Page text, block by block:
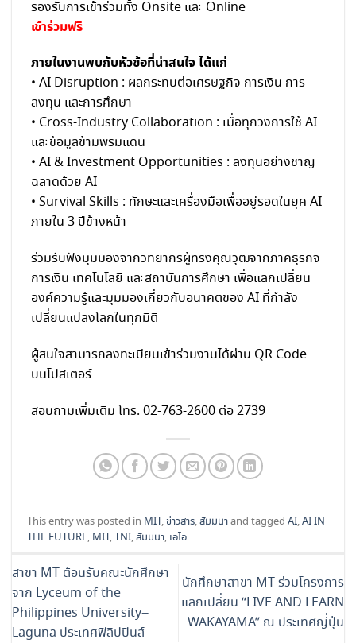
รองรับการเข้าร่วมทั้ง Onsite และ Online
เข้าร่วมฟรี
ภายในงานพบกับหัวข้อที่น่าสนใจ ได้แก่
• AI Disruption : ผลกระทบต่อเศรษฐกิจ การเงิน การ
ลงทุน และการศึกษา
• Cross-Industry Collaboration : เมื่อทุกวงการใช้ AI
และข้อมูลข้ามพรมแดน
• AI & Investment Opportunities : ลงทุนอย่างชาญ
ฉลาดด้วย AI
• Survival Skills : ทักษะและเครื่องมือเพื่ออยู่รอดในยุค AI
ภายใน 3 ปีข้างหน้า
ร่วมรับฟังมุมมองจากวิทยากรผู้ทรงคุณวุฒิจากภาคธุรกิจ
การเงิน เทคโนโลยี และสถาบันการศึกษา เพื่อแลกเปลี่ยน
องค์ความรู้และมุมมองเกี่ยวกับอนาคตของ AI ที่กำลัง
เปลี่ยนแปลงโลกในทุกมิติ
ผู้สนใจสามารถลงทะเบียนเข้าร่วมงานได้ผ่าน QR Code
บนโปสเตอร์
สอบถามเพิ่มเติม โทร. 02-763-2600 ต่อ 2739
This entry was posted in MIT,ข่าวสาร,สัมมนาand taggedAI,AI IN
THE FUTURE, MIT,TNI,สัมมนา, เอไอ.
สาขา MT ต้อนรับคณะนักศึกษา
จาก Lyceum of the
Philippines University–
Laguna ประเทศฟิลิปปินส์
นักศึกษาสาขา MT ร่วมโครงการ
แลกเปลี่ยน “LIVE AND LEARN
WAKAYAMA” ณ ประเทศญี่ปุ่น